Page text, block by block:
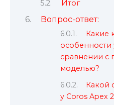
Итог
Вопрос-ответ:
Какие
особенности
сравнении с
моделью?
Какой
у Coros Apex